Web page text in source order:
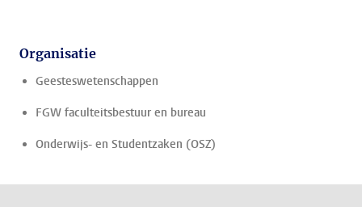
Organisatie
Geesteswetenschappen
FGW faculteitsbestuur en bureau
Onderwijs- en Studentzaken (OSZ)